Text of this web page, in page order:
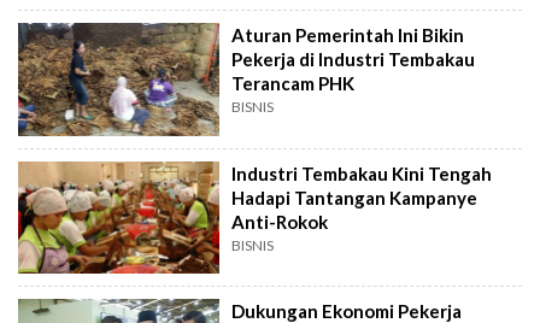
Aturan Pemerintah Ini Bikin
Pekerja di Industri Tembakau
Terancam PHK
BISNIS
Industri Tembakau Kini Tengah
Hadapi Tantangan Kampanye
Anti-Rokok
BISNIS
Dukungan Ekonomi Pekerja